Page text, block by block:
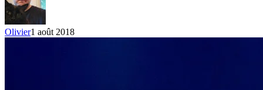
2018
–
Leo
(VIXX)
Olivier1 août 2018